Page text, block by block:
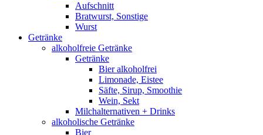
Aufschnitt
Bratwurst, Sonstige
Wurst
Getränke
alkoholfreie Getränke
Getränke
Bier alkoholfrei
Limonade, Eistee
Säfte, Sirup, Smoothie
Wein, Sekt
Milchalternativen + Drinks
alkoholische Getränke
Bier